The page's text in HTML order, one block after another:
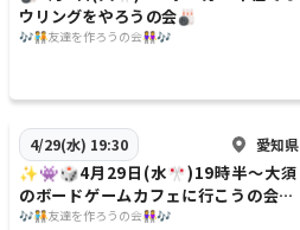
ウリングをやろうの会🎳
🎶🧑‍🤝‍🧑友達を作ろうの会👭🎶
4/29(水) 19:30 愛知県
✨️👾🎲4月29日(水🎌)19時半〜大須
のボードゲームカフェに行こうの会👾
✨️🎲
🎶🧑‍🤝‍🧑友達を作ろうの会👭🎶